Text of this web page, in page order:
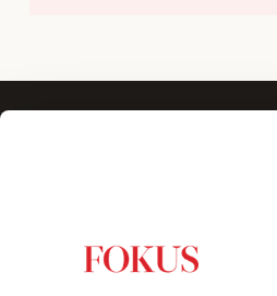
Fokus förklarar, fördjupar
perspektiv till dig som vill
det dagsaktuella och förstå